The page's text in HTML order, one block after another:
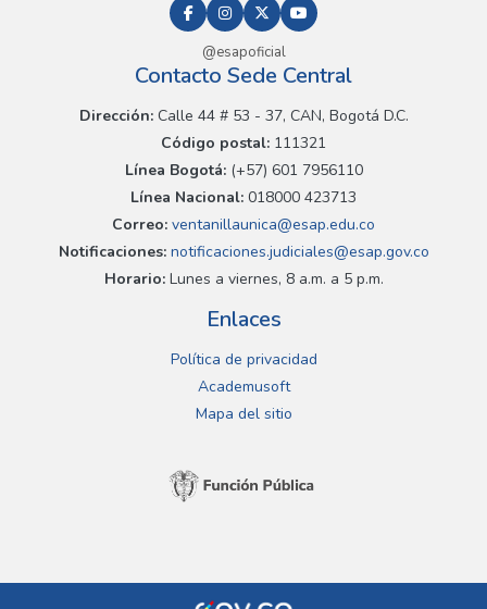
@esapoficial
Contacto Sede Central
Dirección:Calle 44 # 53 - 37, CAN, Bogotá D.C.
Código postal: 111321
Línea Bogotá:(+57) 601 7956110
Línea Nacional: 018000 423713
Correo: ventanillaunica@esap.edu.co
Notificaciones:notificaciones.judiciales@esap.gov.co
Horario:Lunes a viernes, 8 a.m. a 5 p.m.
Enlaces
Política de privacidad
Academusoft
Mapa del sitio